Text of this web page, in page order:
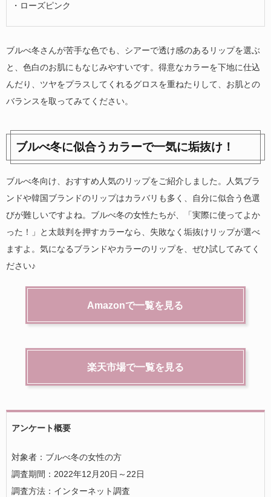
・ローズピンク
ブルべ冬さんが苦手な色でも、シアーで透け感のあるリップを選ぶ
と、色白のお肌にもなじみやすいです。得意なカラーを下地に仕込
んだり、ツヤをプラスしてくれるグロスを重ねたりして、お肌との
バランスを取ってみてください。
ブルべ冬に似合うカラーで一気に垢抜け！
ブルべ冬向け、おすすめ人気のリップをご紹介しました。人気ブラ
ンドや韓国ブランドのリップはカラバリも多く、自分に似合う色選
びが難しいですよね。ブルべ冬の女性たちが、「実際に使ってよか
った！」と太鼓判を押すカラーなら、失敗なく垢抜けリップが選べ
ますよ。気になるブランドやカラーのリップを、ぜひ試してみてく
ださい♪
Amazonで一覧を見る
楽天市場で一覧を見る
アンケート概要
対象者：ブルべ冬の女性の方
調査期間：2022年12月20日～22日
調査方法：インターネット調査